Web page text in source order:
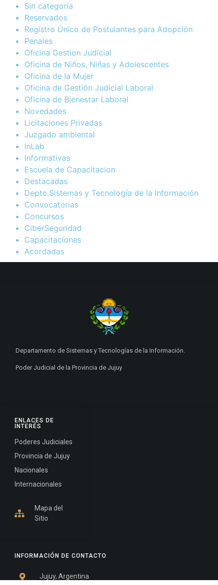
Sin categoría
Reservados
Registro Único de Postulantes para Adopción
Penales
Oficina Gestion Judicial
Oficina de Niños, Niñas y Adolescentes
Oficina de la Mujer
Oficina de Gestión Judicial Laboral
Oficina de Bienestar Laboral
Novedades
Licitaciones Privadas
Juzgado ambiental
InLab
Informativas
Escuela de Capacitacion
Destacadas
Depto.Sistemas y Tecnología de la Información
Convocatorias
Concursos
CiberSeguridad
Capacitaciones
Acordadas
INFORMACIÓN DE CONTACTO
Jujuy, Argentina
ENLACES DE
INTERÉS
Poderes Judiciales
Provincia de Jujuy
Nacionales
Internacionales
Mapa del
Sitio
Departamento de Sistemas y Tecnologías de la Información.
Poder Judicial de la Provincia de Jujuy